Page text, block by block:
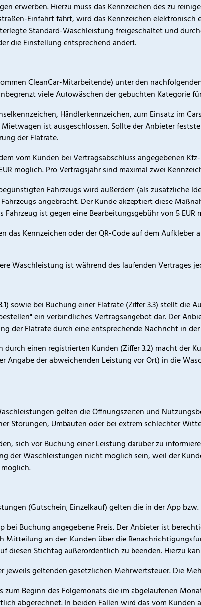
erwerben. Hierzu muss das Kennzeichen des zu
Einfahrt fährt, wird das Kennzeichen
Standard-Waschleistung freigeschaltet und
die Einstellung entsprechend ändert.
CleanCar-Mitarbeitende) unter den
viele Autowäschen der gebuchten Kategorie
Händlerkennzeichen, zum Einsatz im
ist ausgeschlossen. Sollte der Anbieter
der Flatrate.
vom Kunden bei Vertragsabschluss angegebenen
möglich. Pro Vertragsjahr sind maximal zwei
Fahrzeugs wird außerdem (als zusätzliche
angebracht. Der Kunde akzeptiert diese
ist gegen eine Bearbeitungsgebühr von 5 EUR
das Kennzeichen oder der QR-Code auf dem
Waschleistung ist während des laufenden Vertrages
sowie bei Buchung einer Flatrate (Ziffer 3.3) stellt
ein verbindliches Vertragsangebot dar. Der
der Flatrate durch eine entsprechende Nachricht in
durch einen registrierten Kunden (Ziffer 3.2) macht der
Angabe der abweichenden Leistung vor Ort) in die
gelten die Öffnungszeiten und
Störungen, Umbauten oder bei extrem schlechter
sich vor Buchung einer Leistung darüber zu
der Waschleistungen nicht möglich sein, weil der
(Gutschein, Einzelkauf) gelten die in der App
bei Buchung angegebene Preis. Der Anbieter ist
an den Kunden über die
diesen Stichtag außerordentlich zu beenden. Hierzu
jeweils geltenden gesetzlichen Mehrwertsteuer. Die
zum Beginn des Folgemonats die im abgelaufenen
abgerechnet. In beiden Fällen wird das vom